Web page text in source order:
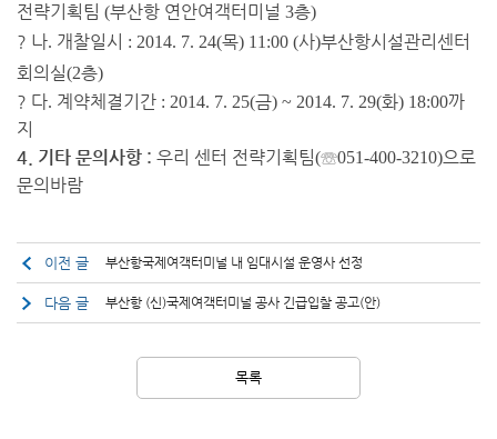
전략기획팀 (부산항 연안여객터미널 3층)
? 나. 개찰일시 : 2014. 7. 24(목) 11:00 (사)부산항시설관리센터
회의실(2층)
? 다. 계약체결기간 : 2014. 7. 25(금) ~ 2014. 7. 29(화) 18:00까
지
4. 기타 문의사항 : 우리 센터 전략기획팀(☏051-400-3210)으로
문의바람
이전 글 부산항국제여객터미널 내 임대시설 운영사 선정
다음 글 부산항 (신)국제여객터미널 공사 긴급입찰 공고(안)
목록